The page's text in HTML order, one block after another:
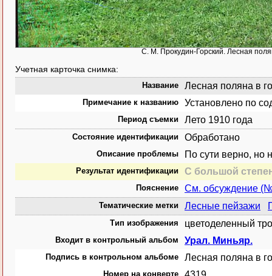
С. М. Прокудин-Горский. Лесная
Учетная карточка снимка:
Название Лесная поляна в
Примечание к названию Установлено по
Период съемки Лето 1910 года
Состояние идентификации Обработано
Описание проблемы По сути верно, но
Результат идентификации С большой
Пояснение См. обсуждение
Тематические метки Лесные пейзажи
Тип изображения цветоделенный
Входит в контрольный альбом Урал. Миньяр.
Подпись в контрольном альбоме Лесная поляна в
Номер на конверте